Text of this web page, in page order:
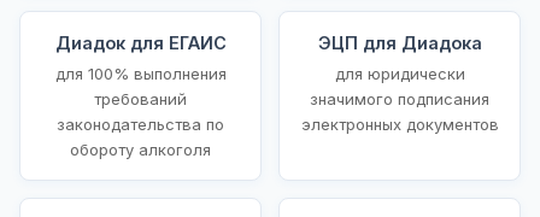
Диадок для ЕГАИС
для 100% выполнения
требований
законодательства по
обороту алкоголя
ЭЦП для Диадока
для юридически
значимого подписания
электронных документов